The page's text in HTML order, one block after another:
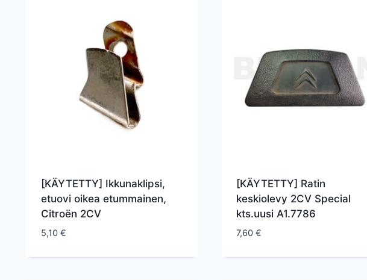
[KÄYTETTY] Ikkunaklipsi,
etuovi oikea etummainen,
Citroën 2CV
5,10 €
[KÄYTETTY] Ratin
keskiolevy 2CV Special
kts.uusi A1.7786
7,60 €